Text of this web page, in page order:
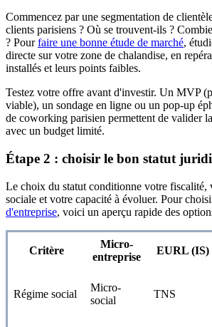
Commencez par une segmentation de
clients parisiens ? Où se trouvent-ils ?
? Pourfaire une bonne étude de marché,
directe sur votre zone de chalandise, en
installés et leurs points faibles.
Testez votre offre avant d'investir. Un MVP
viable), un sondage en ligne ou un pop-up
de coworking parisien permettent de valider
avec un budget limité.
Étape 2 : choisir le bon statut
Le choix du statut conditionne votre fiscalité,
sociale et votre capacité à évoluer. Pour
d'entreprise, voici un aperçu rapide des
Critère
Micro-
entreprise
EURL (IS)
Régime social
Micro-
social
TNS